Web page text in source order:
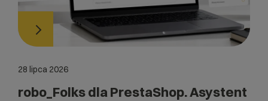
28 lipca 2026
robo_Folks dla PrestaShop. Asystent